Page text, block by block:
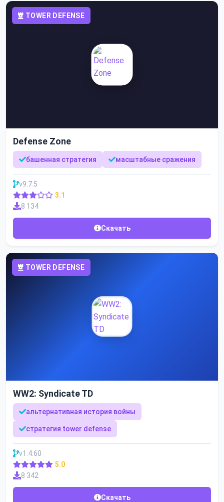
TOWER DEFENSE
Defense Zone
башенная стратегия масштабные сражения
v9.7.5
3.1
8 134
Скачать
TOWER DEFENSE
WW2: Syndicate TD
альтернативная история войны
стратегия tower defense
v1.4.60
5.0
8 342
Скачать